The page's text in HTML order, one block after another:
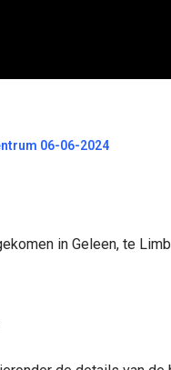
06-06-2024
in Geleen, te